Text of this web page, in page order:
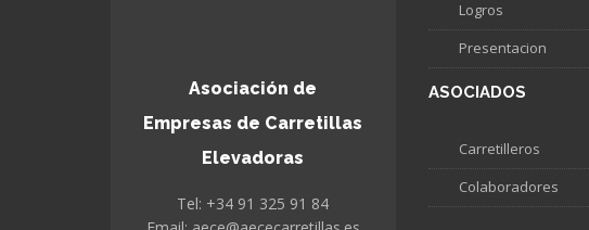
Asociación de
Empresas de Carretillas
Elevadoras
Tel: +34 91 325 91 84
Logros
Presentacion
ASOCIADOS
Carretilleros
Colaboradores